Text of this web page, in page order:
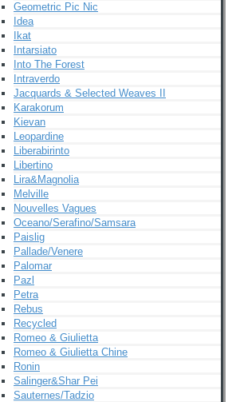
Geometric Pic Nic
Idea
Ikat
Intarsiato
Into The Forest
Intraverdo
Jacquards & Selected Weaves II
Karakorum
Kievan
Leopardine
Liberabirinto
Libertino
Lira&Magnolia
Melville
Nouvelles Vagues
Oceano/Serafino/Samsara
Paislig
Pallade/Venere
Palomar
Pazl
Petra
Rebus
Recycled
Romeo & Giulietta
Romeo & Giulietta Chine
Ronin
Salinger&Shar Pei
Sauternes/Tadzio